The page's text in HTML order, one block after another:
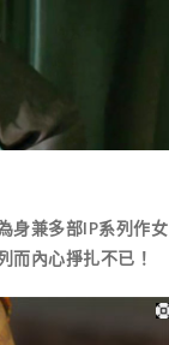
身兼多部IP系列作女
而內心掙扎不已！